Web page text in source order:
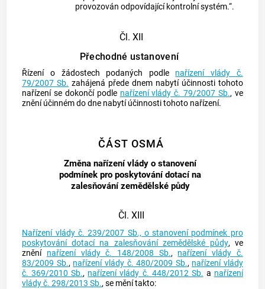
provozován odpovídající kontrolní systém.“.
Čl. XII
Přechodné ustanovení
Řízení o žádostech podaných podle nařízení vlády č.
79/2007 Sb. zahájená přede dnem nabytí účinnosti tohoto
nařízení se dokončí podle nařízení vlády č. 79/2007 Sb., ve
znění účinném do dne nabytí účinnosti tohoto nařízení.
ČÁST OSMÁ
Změna nařízení vlády o stanovení
podmínek pro poskytování dotací na
zalesňování zemědělské půdy
Čl. XIII
Nařízení vlády č. 239/2007 Sb., o stanovení podmínek pro
poskytování dotací na zalesňování zemědělské půdy, ve
znění nařízení vlády č. 148/2008 Sb., nařízení vlády č.
83/2009 Sb., nařízení vlády č. 480/2009 Sb., nařízení vlády
č. 369/2010 Sb., nařízení vlády č. 448/2012 Sb. a nařízení
vlády č. 298/2013 Sb., se mění takto: